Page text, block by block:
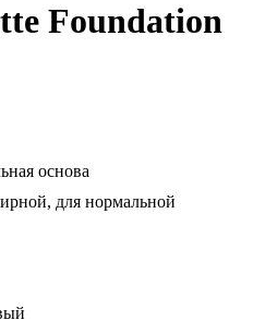
Foundation
основа
для нормальной